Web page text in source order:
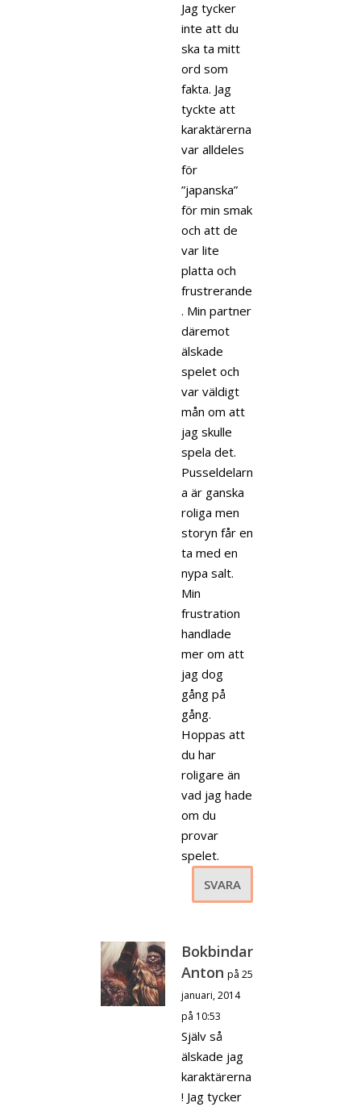
Jag tycker
inte att du
ska ta mitt
ord som
fakta. Jag
tyckte att
karaktärerna
var alldeles
för
”japanska”
för min smak
och att de
var lite
platta och
frustrerande
. Min partner
däremot
älskade
spelet och
var väldigt
mån om att
jag skulle
spela det.
Pusseldelarn
a är ganska
roliga men
storyn får en
ta med en
nypa salt.
Min
frustration
handlade
mer om att
jag dog
gång på
gång.
Hoppas att
du har
roligare än
vad jag hade
om du
provar
spelet.
SVARA
Bokbindar
Anton på 25
januari, 2014
på 10:53
Själv så
älskade jag
karaktärerna
! Jag tycker